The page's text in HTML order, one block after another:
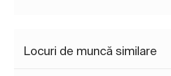
Locuri de muncă similare